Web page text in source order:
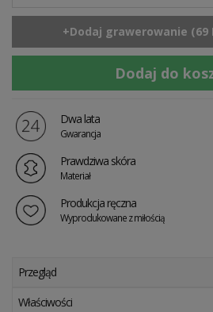
Dwa lata
Gwarancja
Prawdziwa skóra
Materiał
Produkcja ręczna
Wyprodukowane z miłością
Przegląd
Właściwości